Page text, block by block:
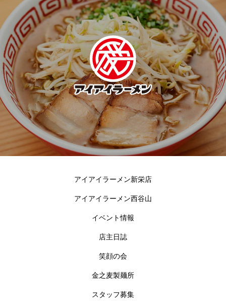
アイアイラーメン新栄店
アイアイラーメン西谷山
イベント情報
店主日誌
笑顔の会
金之麦製麺所
スタッフ募集